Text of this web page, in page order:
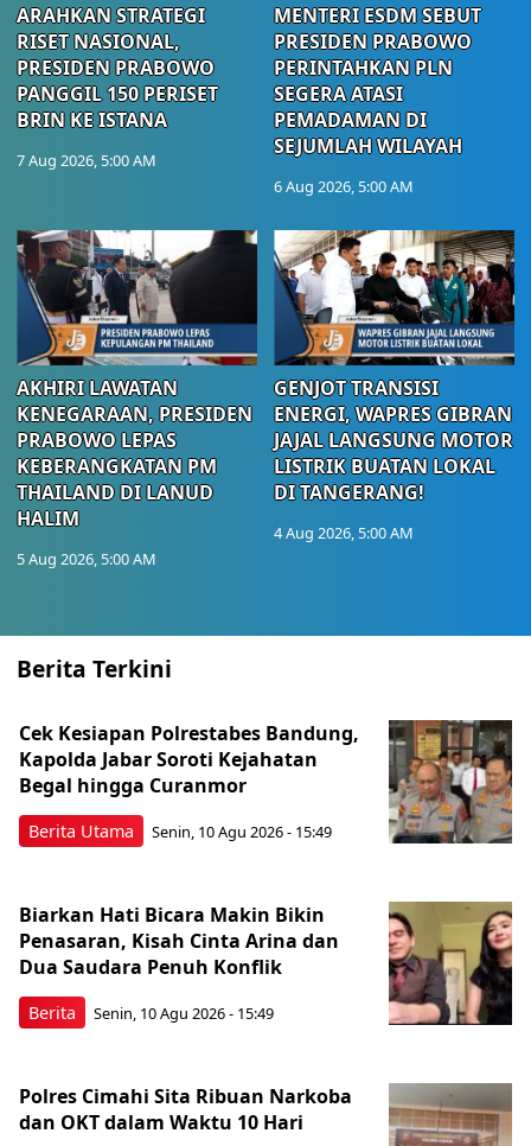
ARAHKAN STRATEGI
RISET NASIONAL,
PRESIDEN PRABOWO
PANGGIL 150 PERISET
BRIN KE ISTANA
7 Aug 2026, 5:00 AM
MENTERI ESDM SEBUT
PRESIDEN PRABOWO
PERINTAHKAN PLN
SEGERA ATASI
PEMADAMAN DI
SEJUMLAH WILAYAH
6 Aug 2026, 5:00 AM
AKHIRI LAWATAN
KENEGARAAN, PRESIDEN
PRABOWO LEPAS
KEBERANGKATAN PM
THAILAND DI LANUD
HALIM
5 Aug 2026, 5:00 AM
GENJOT TRANSISI
ENERGI, WAPRES GIBRAN
JAJAL LANGSUNG MOTOR
LISTRIK BUATAN LOKAL
DI TANGERANG!
4 Aug 2026, 5:00 AM
Berita Terkini
Berita Utama
Cek Kesiapan Polrestabes Bandung,
Kapolda Jabar Soroti Kejahatan
Begal hingga Curanmor
Senin, 10 Agu 2026 - 15:49
Berita
Biarkan Hati Bicara Makin Bikin
Penasaran, Kisah Cinta Arina dan
Dua Saudara Penuh Konflik
Senin, 10 Agu 2026 - 15:49
Polres Cimahi Sita Ribuan Narkoba
dan OKT dalam Waktu 10 Hari